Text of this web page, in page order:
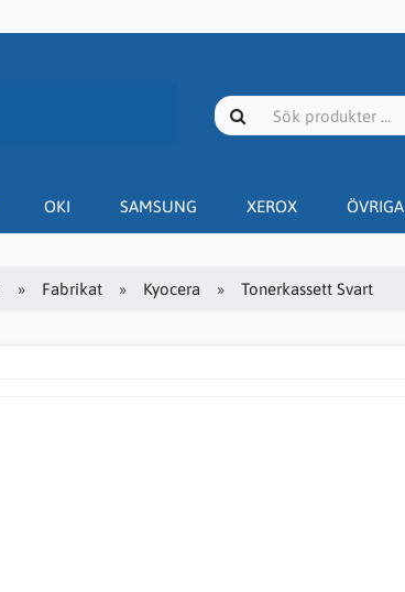
OKI SAMSUNG XEROX ÖVRIGA
Fabrikat Kyocera Tonerkassett Svart